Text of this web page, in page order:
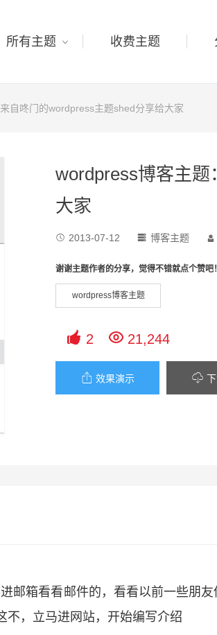
所有主题 收费主题
自咚门的wordpress主题shed分享给大家
wordpress博客主题
大家
 2013-07-12  博客主题 
谢谢主题作者的分享，觉得不错就点个赞吧
wordpress博客主题
 2  21,244
 效果演示 
邮箱看看邮件的，看看以前一些朋友
不，立马进网站，开始编写介绍